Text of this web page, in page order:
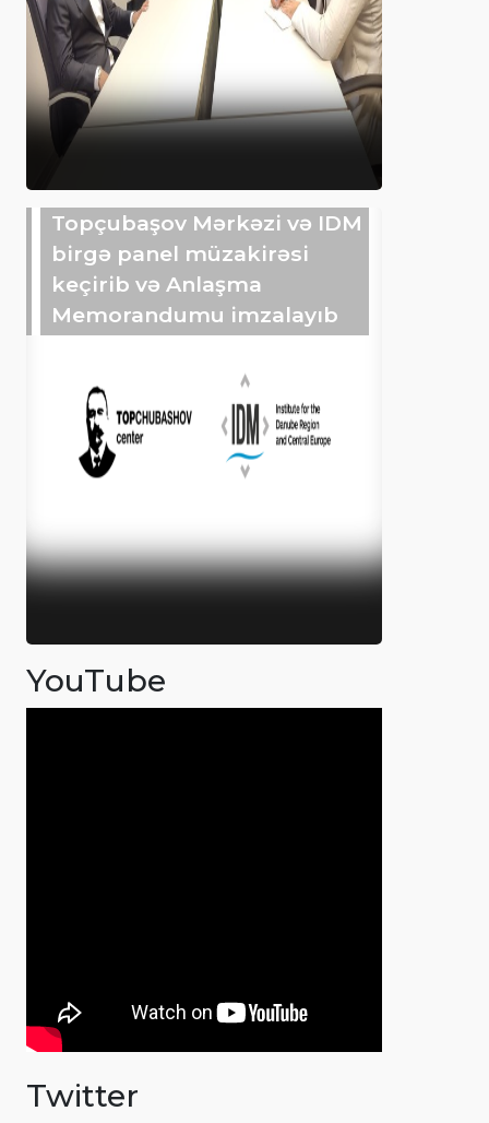
Topçubaşov Mərkəzi və IDM
birgə panel müzakirəsi
keçirib və Anlaşma
Memorandumu imzalayıb
YouTube
Twitter